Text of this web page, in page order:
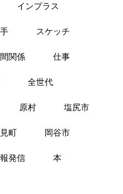
インプラス
スケッチ
関係 仕事
全世代
原村 塩尻市
町 岡谷市
発信 本